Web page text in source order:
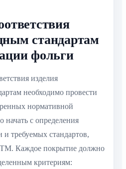
стандартам
фольги
изделия
необходимо провести
нормативной
с определения
требуемых стандартов,
Каждое покрытие должно
критериям: